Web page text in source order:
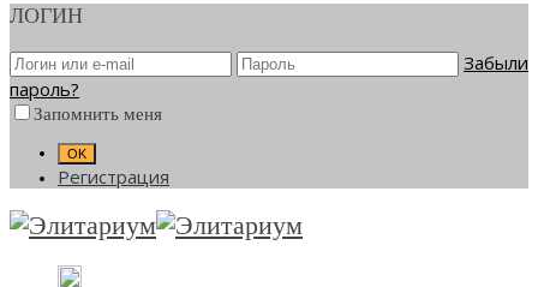
ЛОГИН
Забыли
пароль?
Запомнить меня
Регистрация